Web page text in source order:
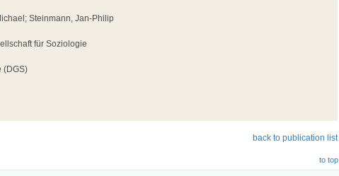
Steinmann, Jan-Philip
für Soziologie
(DGS)
back to publication list
to top